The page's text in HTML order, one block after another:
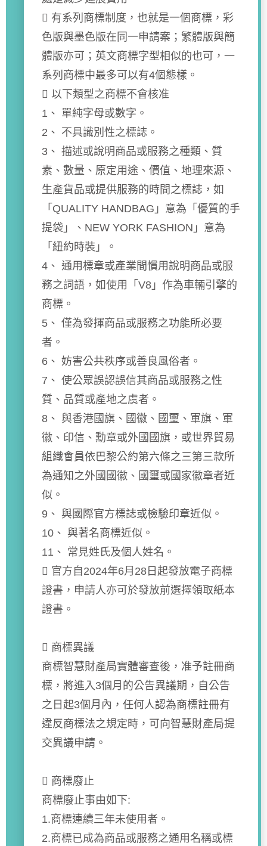
 有系列商標制度，也就是一個商標，彩
色版與墨色版在同一申請案；繁體版與簡
體版亦可；英文商標字型相似的也可，一
系列商標中最多可以有4個態樣。
 以下類型之商標不會核准
1、 單純字母或數字。
2、 不具識別性之標誌。
3、 描述或說明商品或服務之種類、質
素、數量、原定用途、價值、地理來源、
生產貨品或提供服務的時間之標誌，如
「QUALITY HANDBAG」意為「優質的手
提袋」、NEW YORK FASHION」意為
「紐約時裝」。
4、 通用標章或產業間慣用說明商品或服
務之詞語，如使用「V8」作為車輛引擎的
商標。
5、 僅為發揮商品或服務之功能所必要
者。
6、 妨害公共秩序或善良風俗者。
7、 使公眾誤認誤信其商品或服務之性
質、品質或產地之虞者。
8、 與香港國旗、國徽、國璽、軍旗、軍
徽、印信、勳章或外國國旗，或世界貿易
組織會員依巴黎公約第六條之三第三款所
為通知之外國國徽、國璽或國家徽章者近
似。
9、 與國際官方標誌或檢驗印章近似。
10、 與著名商標近似。
11、 常見姓氏及個人姓名。
 官方自2024年6月28日起發放電子商標
證書，申請人亦可於發放前選擇領取紙本
證書。
 商標異議
商標智慧財產局實體審查後，准予註冊商
標，將進入3個月的公告異議期，自公告
之日起3個月內，任何人認為商標註冊有
違反商標法之規定時，可向智慧財產局提
交異議申請。
 商標廢止
商標廢止事由如下:
1.商標連續三年未使用者。
2.商標已成為商品或服務之通用名稱或標